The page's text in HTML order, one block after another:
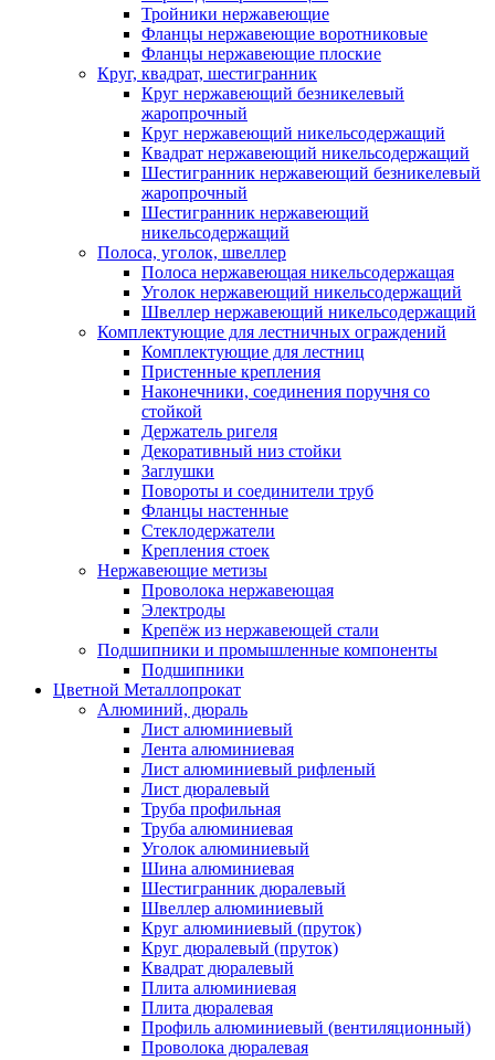
Тройники нержавеющие
Фланцы нержавеющие воротниковые
Фланцы нержавеющие плоские
Круг, квадрат, шестигранник
Круг нержавеющий безникелевый
жаропрочный
Круг нержавеющий никельсодержащий
Квадрат нержавеющий никельсодержащий
Шестигранник нержавеющий безникелевый
жаропрочный
Шестигранник нержавеющий
никельсодержащий
Полоса, уголок, швеллер
Полоса нержавеющая никельсодержащая
Уголок нержавеющий никельсодержащий
Швеллер нержавеющий никельсодержащий
Комплектующие для лестничных ограждений
Комплектующие для лестниц
Пристенные крепления
Наконечники, соединения поручня со
стойкой
Держатель ригеля
Декоративный низ стойки
Заглушки
Повороты и соединители труб
Фланцы настенные
Стеклодержатели
Крепления стоек
Нержавеющие метизы
Проволока нержавеющая
Электроды
Крепёж из нержавеющей стали
Подшипники и промышленные компоненты
Подшипники
Цветной Металлопрокат
Алюминий, дюраль
Лист алюминиевый
Лента алюминиевая
Лист алюминиевый рифленый
Лист дюралевый
Труба профильная
Труба алюминиевая
Уголок алюминиевый
Шина алюминиевая
Шестигранник дюралевый
Швеллер алюминиевый
Круг алюминиевый (пруток)
Круг дюралевый (пруток)
Квадрат дюралевый
Плита алюминиевая
Плита дюралевая
Профиль алюминиевый (вентиляционный)
Проволока дюралевая